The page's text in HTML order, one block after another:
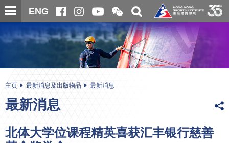
跳
至
内
ENG
开
合
微
信
二
维
码
关
搜
寻
内
主页 最新消息及出版物品 最新消息
最新消息
北体大学位课程精英喜获汇丰银行慈善